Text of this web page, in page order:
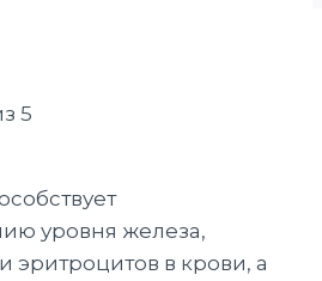
5
уровня железа,
эритроцитов в крови, а